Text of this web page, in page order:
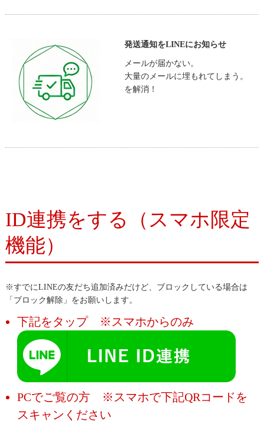
発送通知をLINEにお知らせ
メールが届かない。
大量のメールに埋もれてしまう。
を解消！
ID連携をする（スマホ限定
機能）
※すでにLINEの友だち追加済みだけど、ブロックしている場合は
「ブロック解除」をお願いします。
下記をタップ ※スマホからのみ
PCでご覧の方 ※スマホで下記QRコードを
スキャンください